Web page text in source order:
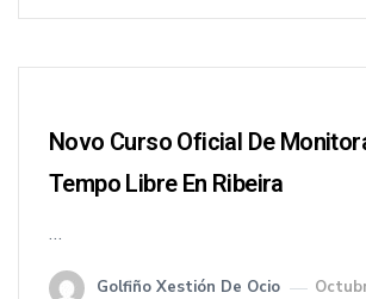
Novo Curso Oficial De
Tempo Libre En Ribeira
…
Golfiño Xestión De Ocio